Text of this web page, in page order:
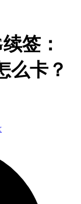
签：
么卡？